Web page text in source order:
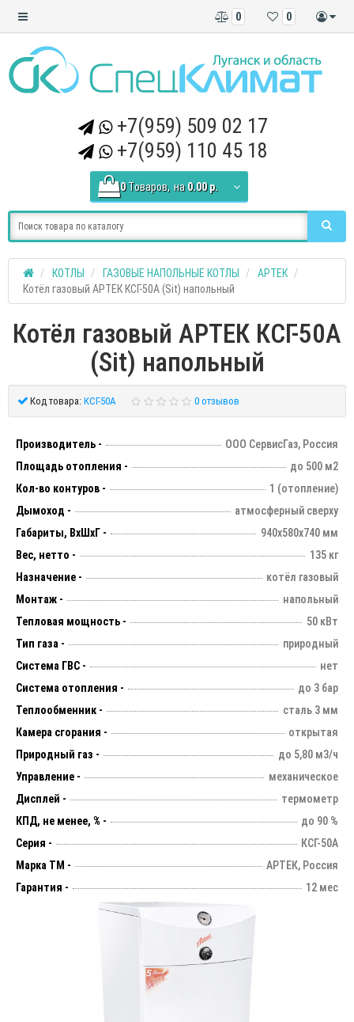
0
0
+7(959) 509 02 17
+7(959) 110 45 18
0 Tоваров, на 0.00 р.
КОТЛЫ ГАЗОВЫЕ НАПОЛЬНЫЕ КОТЛЫ
АРТЕК
Котёл газовый АРТЕК КСГ-50А (Sit) напольный
Котёл газовый АРТЕК КСГ-50А
(Sit) напольный
Код товара: КСГ-50А 0 отзывов
Производитель -
ООО СервисГаз, Россия
Площадь отопления -
до 500 м2
Кол-во контуров -
1 (отопление)
Дымоход -
атмосферный сверху
Габариты, ВхШхГ -
940х580х740 мм
Вес, нетто -
135 кг
Назначение -
котёл газовый
Монтаж -
напольный
Тепловая мощность -
50 кВт
Тип газа -
природный
Система ГВС -
нет
Система отопления -
до 3 бар
Теплообменник -
сталь 3 мм
Камера сгорания -
открытая
Природный газ -
до 5,80 м3/ч
Управление -
механическое
Дисплей -
термометр
КПД, не менее, % -
до 90 %
Серия -
КСГ-50А
Марка ТМ -
АРТЕК, Россия
Гарантия -
12 мес